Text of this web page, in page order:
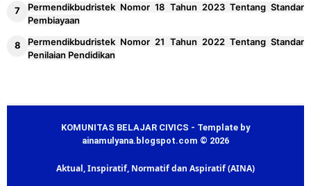
Permendikbudristek Nomor 18 Tahun 2023 Tentang Standar
Pembiayaan
Permendikbudristek Nomor 21 Tahun 2022 Tentang Standar
Penilaian Pendidikan
KOMUNITAS BELAJAR CIVICS - Template by
ainamulyana.blogspot.com © 2026
Aktual, Inspiratif, Normatif dan Aspiratif (AINA)